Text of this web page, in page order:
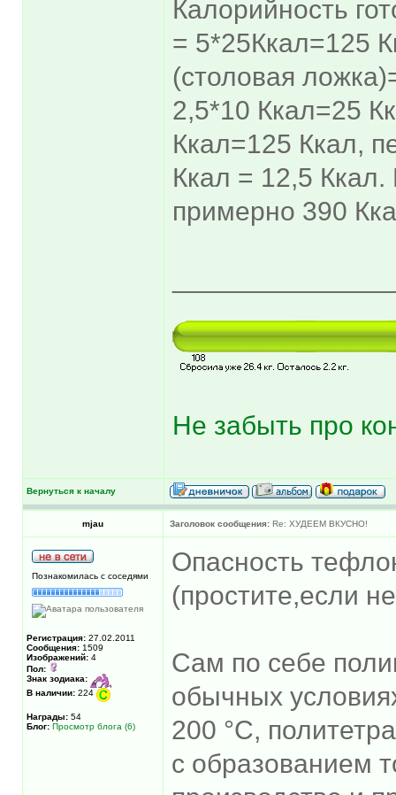
Калорийность
= 5*25Ккал=125
(столовая
2,5*10 Ккал=25
Ккал=125 Ккал,
Ккал = 12,5
примерно 390
Не забыть про
Вернуться к началу
mjau Заголовок сообщения: Re: ХУДЕЕМ ВКУСНО!
Познакомилась с соседями
Регистрация: 27.02.2011
Сообщения: 1509
Изображений: 4
Пол:
Знак зодиака:
В наличии: 224
Награды: 54
Блог: Просмотр блога (6)
Опасность
(простите,если
Сам по себе
обычных
200 °C,
с образованием